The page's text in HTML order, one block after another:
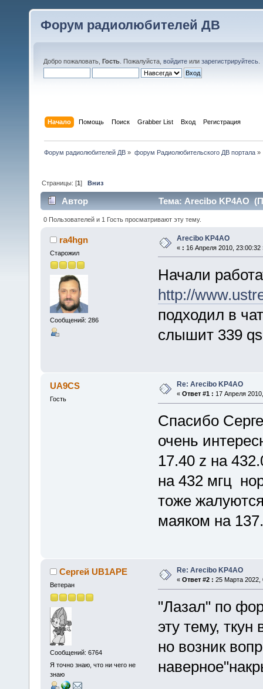
Форум радиолюбителей ДВ
Добро пожаловать, Гость . Пожалуйста, войдите или зарегистрируйтесь
Начало Помощь Поиск Grabber List Вход Регистрация
Форум радиолюбителей ДВ » форум Радиолюбительского ДВ портала»
Страницы: [1]Вниз
Автор Тема: Arecibo KP4AO
0 Пользователей и 1 Гость просматривают эту тему.
ra4hgn
Старожил
Сообщений: 286
Arecibo KP4AO
« : 16 Апреля 2010, 23:00:32
Начали
http://
подходил в
слышит 339
UA9CS
Гость
Re: Arecibo KP4AO
« Ответ #1 : 17 Апреля
Спасибо
очень
17.40 z на
на 432 мгц
тоже
маяком на
Сергей UB1APE
Ветеран
Сообщений: 6764
Я точно знаю, что ни чего не
знаю
Re: Arecibo KP4AO
« Ответ #2 : 25 Марта 2022,
"Лазал" по
эту тему, ткун
но возник